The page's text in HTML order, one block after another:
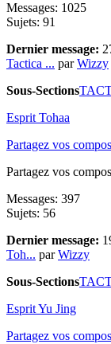
Messages: 1025
Sujets: 91
Dernier message:
Tactica ... parWizzy
Sous-Sections
Esprit Tohaa
Partagez vos
Partagez vos
Messages: 397
Sujets: 56
Dernier message:
Toh... parWizzy
Sous-Sections
Esprit Yu Jing
Partagez vos